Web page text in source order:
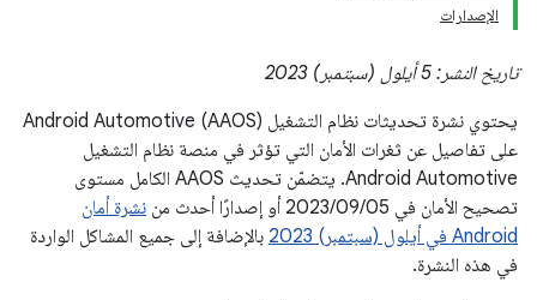
الإصدارات
تاريخ النشر: 5 أيلول (سبتمبر) 2023
يحتوي نشرة تحديثات نظام التشغيل Android Automotive (AAOS)
على تفاصيل عن ثغرات الأمان التي تؤثر في منصة نظام التشغيل
Android Automotive. يتضمّن تحديث AAOS الكامل مستوى
تصحيح الأمان في 05‏/09‏/2023 أو إصدارًا أحدث من
نشرة أمان
Android في أيلول (سبتمبر) 2023
بالإضافة إلى جميع المشاكل الواردة
في هذه النشرة.